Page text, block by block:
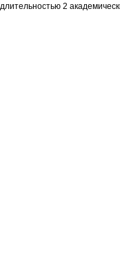
длительностью 2